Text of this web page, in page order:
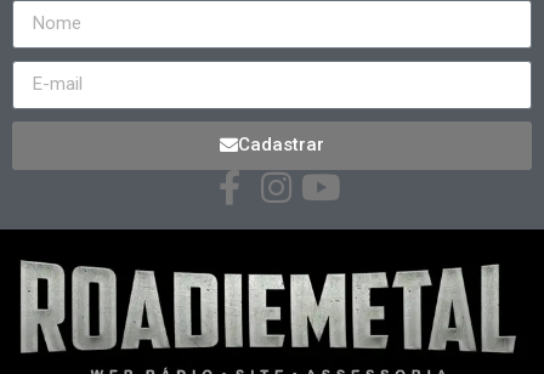
Cadastrar